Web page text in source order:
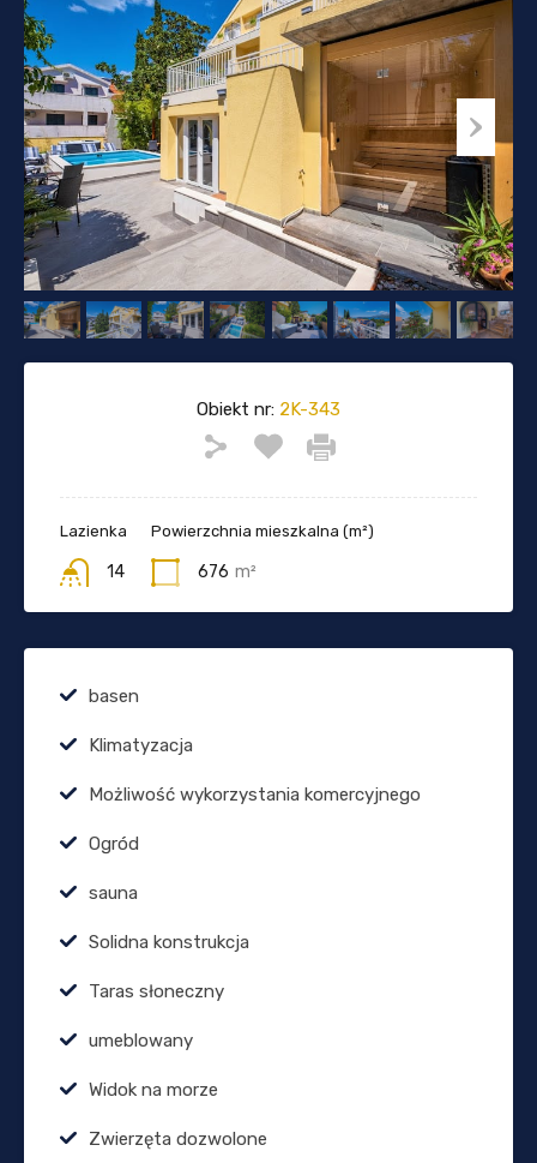
Obiekt nr: 2K-343
Lazienka
14
Powierzchnia mieszkalna (m²)
676 m²
basen
Klimatyzacja
Możliwość wykorzystania komercyjnego
Ogród
sauna
Solidna konstrukcja
Taras słoneczny
umeblowany
Widok na morze
Zwierzęta dozwolone